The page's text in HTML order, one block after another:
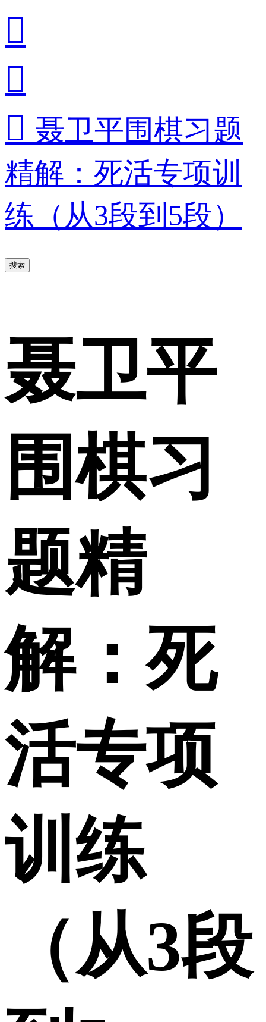


 聂卫平围棋习题
精解：死活专项训
练（从3段到5段）
搜索
聂卫平
围棋习
题精
解：死
活专项
训练
（从3段